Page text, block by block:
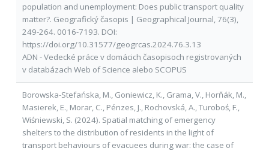
population and unemployment: Does public transport quality
matter?. Geografický časopis | Geographical Journal, 76(3),
249-264. 0016-7193. DOI:
https://doi.org/10.31577/geogrcas.2024.76.3.13
ADN - Vedecké práce v domácich časopisoch registrovaných
v databázach Web of Science alebo SCOPUS
Borowska-Stefańska, M., Goniewicz, K., Grama, V., Horňák, M.,
Masierek, E., Morar, C., Pénzes, J., Rochovská, A., Turoboś, F.,
Wiśniewski, S. (2024). Spatial matching of emergency
shelters to the distribution of residents in the light of
transport behaviours of evacuees during war: the case of